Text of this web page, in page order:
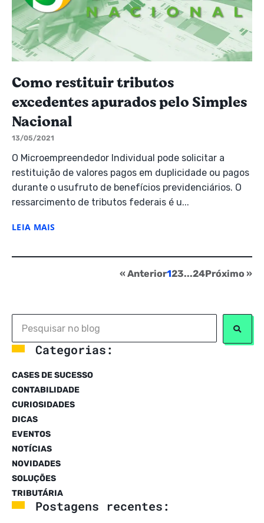
Como restituir tributos
excedentes apurados pelo Simples
Nacional
13/05/2021
O Microempreendedor Individual pode solicitar a
restituição de valores pagos em duplicidade ou pagos
durante o usufruto de benefícios previdenciários. O
ressarcimento de tributos federais é u...
LEIA MAIS
« Anterior123...24Próximo »
Categorias:
CASES DE SUCESSO
CONTABILIDADE
CURIOSIDADES
DICAS
EVENTOS
NOTÍCIAS
NOVIDADES
SOLUÇÕES
TRIBUTÁRIA
Postagens recentes: